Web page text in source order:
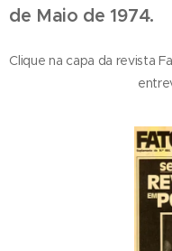
de Maio de 1974.
Clique na capa da revista